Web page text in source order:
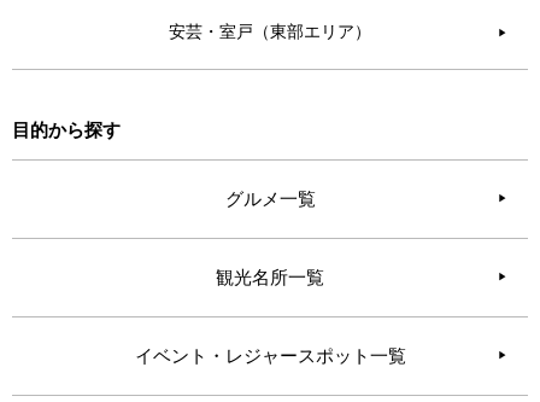
安芸・室戸（東部エリア） ▶︎
目的から探す
グルメ一覧
観光名所一覧
イベント・レジャースポット一覧